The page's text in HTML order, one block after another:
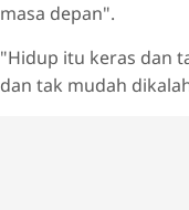
masa depan".
"Hidup itu keras dan
dan tak mudah